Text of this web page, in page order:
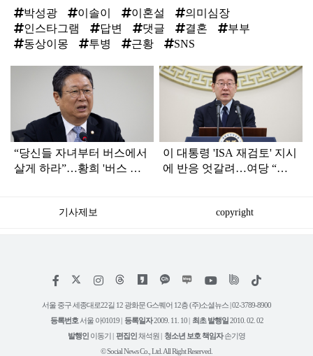
박성광 이솔이 이혼설
의미심장
인스타그램
답변 댓글 결혼
부부
동상이몽
투병 근황 SNS
“당신들 자녀부터 버스에서
살게 하라”…황희 '버스 하
이 대통령 'ISA 재검토' 지시
에 반응 엇갈려…여당 “적
기사제보 copyright
페
스
인
타
램
위
트
유
튜
틱
서울 중구 세종대로22길 12 광화문 G스퀘어 12층 (주)소셜뉴스 | 02-3789-8900
등록번호 서울 아01019 | 등록일자2009. 11. 10 | 최초 발행일2010. 02. 02
발행인 이동기 | 편집인채석원 | 청소년 보호 책임자손기영
© Social News Co., Ltd. All Right Reserved.